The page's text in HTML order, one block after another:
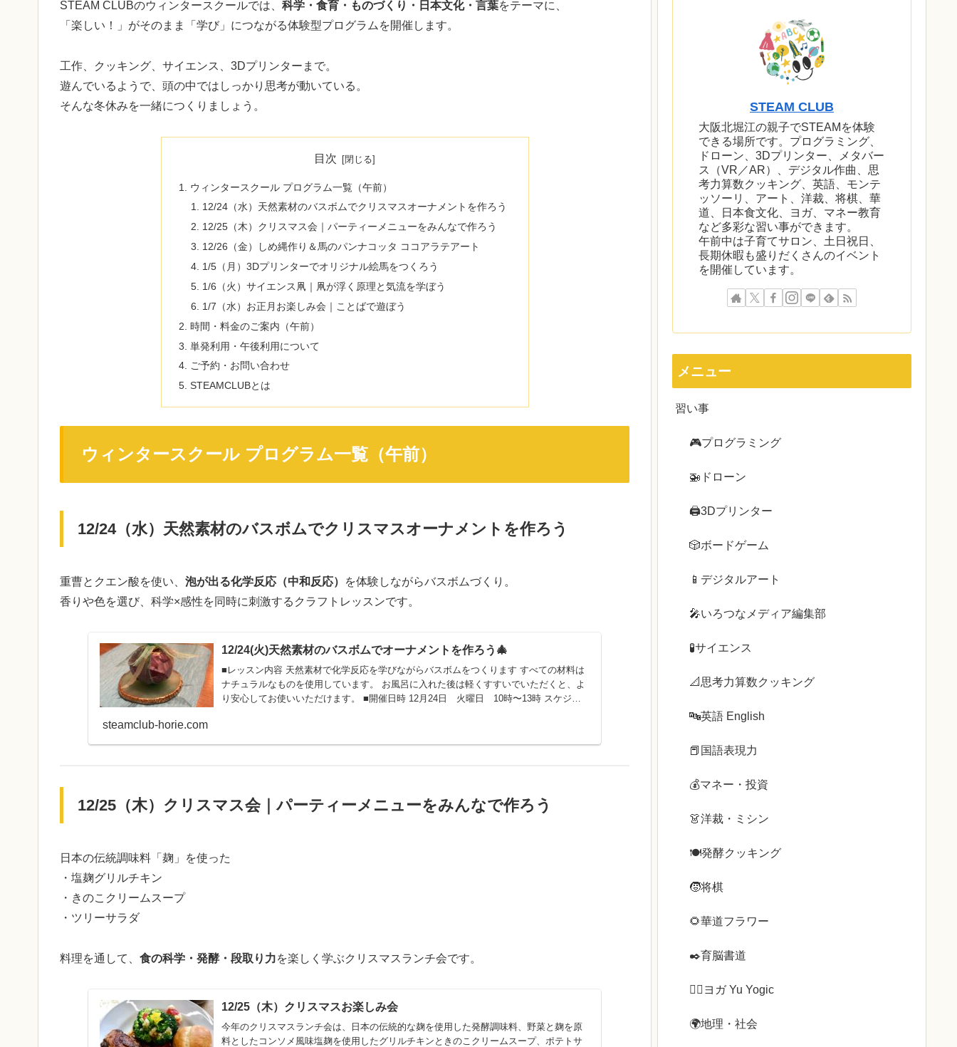
STEAM CLUBのウィンタースクールでは、 科学・食育・ものづくり・日本文化・言葉をテーマに、
「楽しい！」がそのまま「学び」につながる体験型プログラムを開催します。
工作、クッキング、サイエンス、3Dプリンターまで。
遊んでいるようで、頭の中ではしっかり思考が動いている。
そんな冬休みを一緒につくりましょう。
目次
ウィンタースクール プログラム一覧（午前）
12/24（水）天然素材のバスボムでクリスマスオーナメントを作ろう
12/25（木）クリスマス会｜パーティーメニューをみんなで作ろう
12/26（金）しめ縄作り＆馬のパンナコッタ ココアラテアート
1/5（月）3Dプリンターでオリジナル絵馬をつくろう
1/6（火）サイエンス凧｜凧が浮く原理と気流を学ぼう
1/7（水）お正月お楽しみ会｜ことばで遊ぼう
時間・料金のご案内（午前）
単発利用・午後利用について
ご予約・お問い合わせ
STEAMCLUBとは
ウィンタースクール プログラム一覧（午前）
12/24（水）天然素材のバスボムでクリスマスオーナメントを作ろう
重曹とクエン酸を使い、 泡が出る化学反応（中和反応）
を体験しながらバスボムづくり。
香りや色を選び、科学×感性を同時に刺激するクラフトレッスンです。
12/24(火)天然素材のバスボムでオーナメントを作ろう🎄
■レッスン内容 天然素材で化学反応を学びながらバスボムをつくります すべての材料は
ナチュラルなものを使用しています。 お風呂に入れた後は軽くすすいでいただくと、よ
り安心してお使いいただけます。 ■開催日時 12月24日 火曜日 10時〜13時 スケジュ
steamclub-horie.com
12/25（木）クリスマス会｜パーティーメニューをみんなで作ろう
日本の伝統調味料「麹」を使った
・塩麹グリルチキン
・きのこクリームスープ
・ツリーサラダ
料理を通して、 食の科学・発酵・段取り力を楽しく学ぶクリスマスランチ会です。
12/25（木）クリスマスお楽しみ会
今年のクリスマスランチ会は、日本の伝統的な麹を使用した発酵調味料、野菜と麹を原
料としたコンソメ風味塩麹を使用したグリルチキンときのこクリームスープ、ポテトサ
STEAM CLUB
大阪北堀江の親子でSTEAMを体験
できる場所です。プログラミング、
ドローン、3Dプリンター、メタバー
ス（VR／AR）、デジタル作曲、思
考力算数クッキング、英語、モンテ
ッソーリ、アート、洋裁、将棋、華
道、日本食文化、ヨガ、マネー教育
など多彩な習い事ができます。
午前中は子育てサロン、土日祝日、
長期休暇も盛りだくさんのイベント
を開催しています。
メニュー
習い事
🎮プログラミング
🚁ドローン
🖨3Dプリンター
🎲ボードゲーム
📱デジタルアート
🎤いろつなメディア編集部
🧪サイエンス
📐思考力算数クッキング
🔤英語 English
📕国語表現力
💰️マネー・投資
👗洋裁・ミシン
🍽️発酵クッキング
🧒将棋
🌻華道フラワー
✒️育脳書道
🧘‍♀️ヨガ Yu Yogic
🌍️地理・社会